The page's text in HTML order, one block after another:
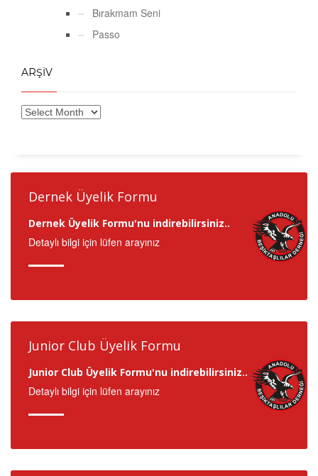
Bırakmam Seni
Passo
ARŞİV
Dernek Üyelik Formu
Dernek Üyelik Formu'nu indirebilirsiniz..
Detaylı bilgi için lüfen arayınız
Junior Club Üyelik Formu
Junior Club Üyelik Formu'nu indirebilirsiniz..
Detaylı bilgi için lüfen arayınız